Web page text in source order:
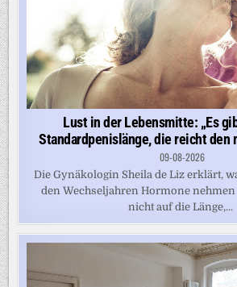
Lust in der Lebensmitte: „Es
Standardpenislänge, die reicht den
09-08-2026
Die Gynäkologin Sheila de Liz erklärt,
den Wechseljahren Hormone nehmen
nicht auf die Länge,...